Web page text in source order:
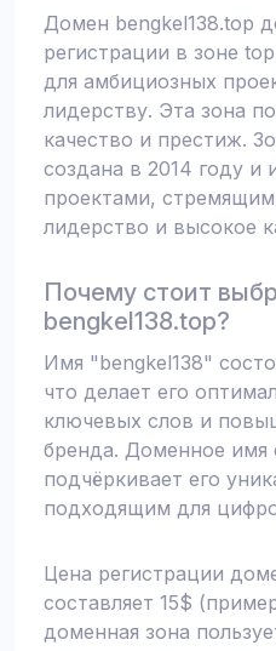
Домен bengkel138.top
регистрации в зоне
для амбициозных
лидерству. Эта зона
качество и престиж.
создана в 2014 году и
проектами,
лидерство и высокое
Почему стоит
bengkel138.top?
Имя "bengkel138"
что делает его
ключевых слов и
бренда. Доменное
подчёркивает его
подходящим для
Цена регистрации
составляет 15$
доменная зона